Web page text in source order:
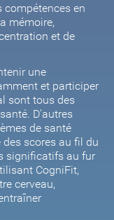
compétences en
mémoire,
et de
une
et participer
sont tous des
D'autres
de santé
des scores au fil du
significatifs au fur
CogniFit,
cerveau,